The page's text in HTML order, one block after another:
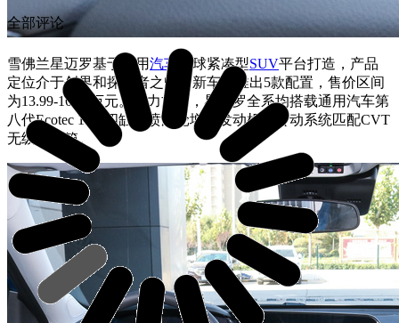
雪佛兰星迈罗基于通用汽车 全球紧凑型SUV平台打造，产品
定位介于创界和探界者之间。新车共推出5款配置，售价区间
为13.99-16.49万元。动力方面，星迈罗全系均搭载通用汽车第
八代Ecotec 1.5T四缸直喷涡轮增压发动机，传动系统匹配CVT
无级变速箱。
全部评论